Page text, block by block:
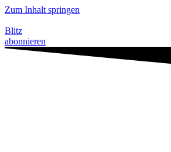
Zum Inhalt springen
Blitz
abonnieren